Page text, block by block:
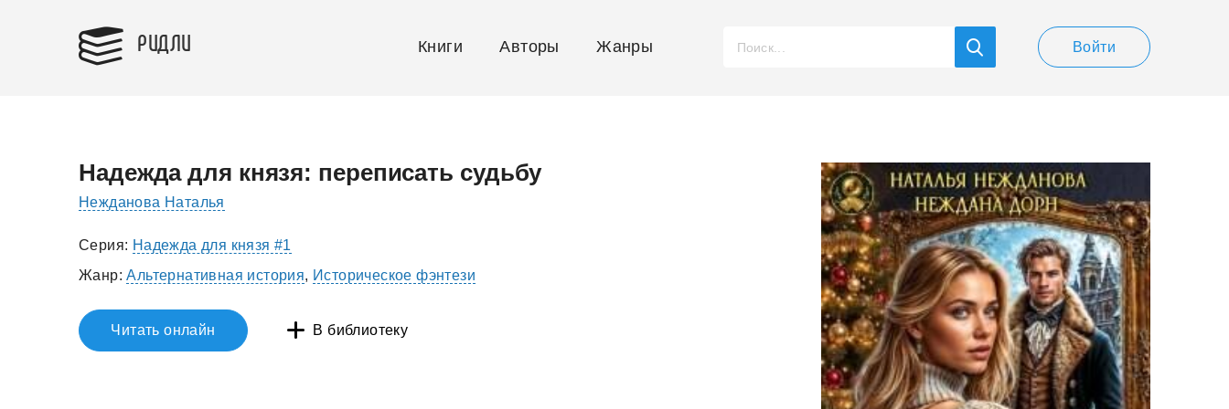
РИДЛИ Книги Авторы Жанры Войти
Надежда для князя: переписать судьбу
Нежданова Наталья
Серия: Надежда для князя #1
Жанр:Альтернативная история, Историческое фэнтези
Читать онлайн В библиотеку